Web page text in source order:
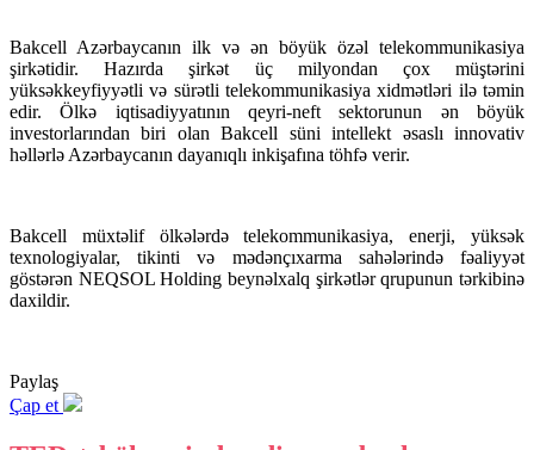
Bakcell Azərbaycanın ilk və ən böyük özəl telekommunikasiya
şirkətidir. Hazırda şirkət üç milyondan çox müştərini
yüksəkkeyfiyyətli və sürətli telekommunikasiya xidmətləri ilə təmin
edir. Ölkə iqtisadiyyatının qeyri-neft sektorunun ən böyük
investorlarından biri olan Bakcell süni intellekt əsaslı innovativ
həllərlə Azərbaycanın dayanıqlı inkişafına töhfə verir.
Bakcell müxtəlif ölkələrdə telekommunikasiya, enerji, yüksək
texnologiyalar, tikinti və mədənçıxarma sahələrində fəaliyyət
göstərən NEQSOL Holding beynəlxalq şirkətlər qrupunun tərkibinə
daxildir.
Paylaş
Çap et